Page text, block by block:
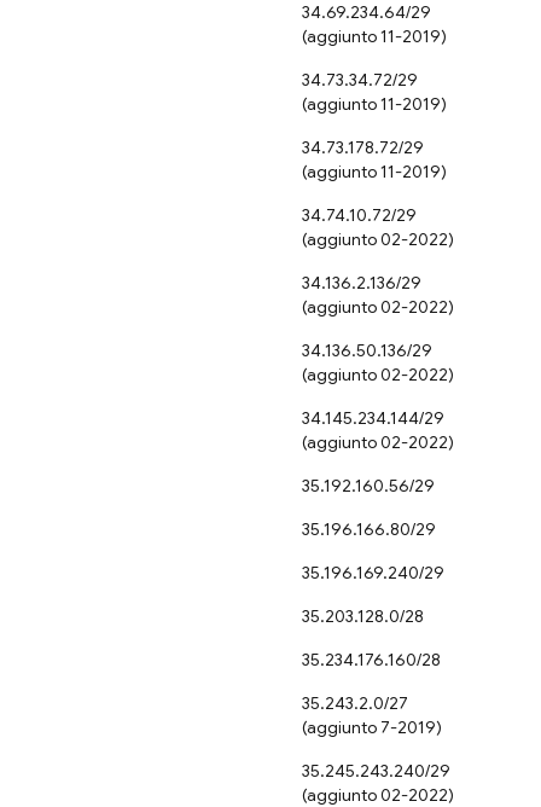
34.69.234.64/29
(aggiunto 11-2019)
34.73.34.72/29
(aggiunto 11-2019)
34.73.178.72/29
(aggiunto 11-2019)
34.74.10.72/29
(aggiunto 02-2022)
34.136.2.136/29
(aggiunto 02-2022)
34.136.50.136/29
(aggiunto 02-2022)
34.145.234.144/29
(aggiunto 02-2022)
35.192.160.56/29
35.196.166.80/29
35.196.169.240/29
35.203.128.0/28
35.234.176.160/28
35.243.2.0/27
(aggiunto 7-2019)
35.245.243.240/29
(aggiunto 02-2022)